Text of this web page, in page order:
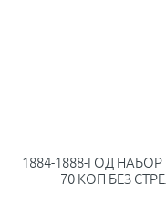
1884-1888-ГОД
70 КОП БЕЗ